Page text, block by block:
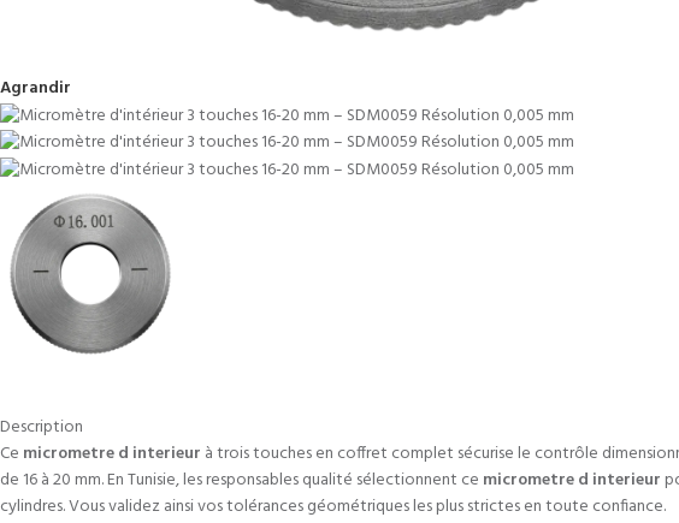
Agrandir
Description
Ce micrometre d interieur à trois touches en coffret complet sécurise le contrôle
de 16 à 20 mm. En Tunisie, les responsables qualité sélectionnent ce micrometre d interieur
cylindres. Vous validez ainsi vos tolérances géométriques les plus strictes en toute confiance.